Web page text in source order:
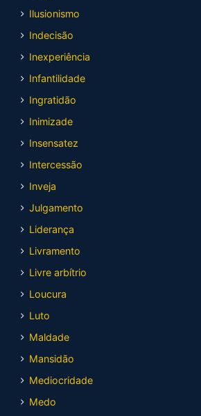
Ilusionismo
Indecisão
Inexperiência
Infantilidade
Ingratidão
Inimizade
Insensatez
Intercessão
Inveja
Julgamento
Liderança
Livramento
Livre arbítrio
Loucura
Luto
Maldade
Mansidão
Mediocridade
Medo